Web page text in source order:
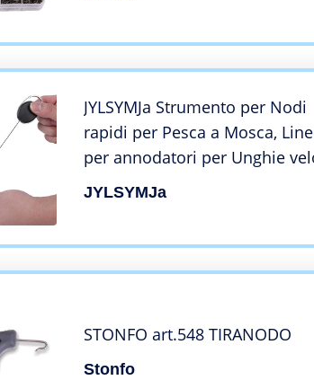
JYLSYMJa Strumento per Nodi
rapidi per Pesca a Mosca,
per annodatori per Unghie
Clipper Hook Eye Cleaner con
JYLSYMJa
STONFO art.548 TIRANODO
Stonfo